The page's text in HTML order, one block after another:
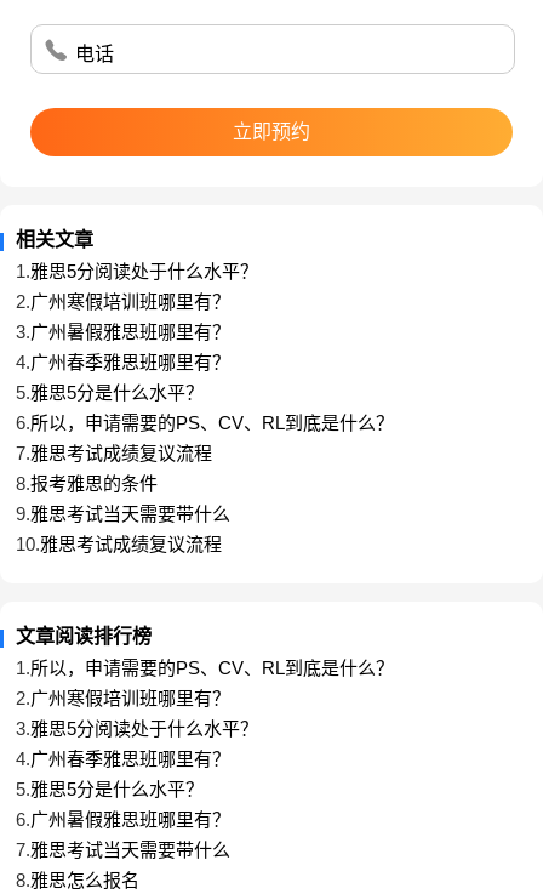
还在为雅思阅读烦恼？快找小编助你摆脱雅思阅读万年5
分吧~
新航道广州学校官网：https://gz.xhd.cn/
新航道广州学校咨询热线：020-85647182
电话
立即预约
相关文章
1.雅思5分阅读处于什么水平？
2.广州寒假培训班哪里有？
3.广州暑假雅思班哪里有？
4.广州春季雅思班哪里有？
5.雅思5分是什么水平？
6.所以，申请需要的PS、CV、RL到底是什么？
7.雅思考试成绩复议流程
8.报考雅思的条件
9.雅思考试当天需要带什么
10.雅思考试成绩复议流程
文章阅读排行榜
1.所以，申请需要的PS、CV、RL到底是什么？
2.广州寒假培训班哪里有？
3.雅思5分阅读处于什么水平？
4.广州春季雅思班哪里有？
5.雅思5分是什么水平？
6.广州暑假雅思班哪里有？
7.雅思考试当天需要带什么
8.雅思怎么报名